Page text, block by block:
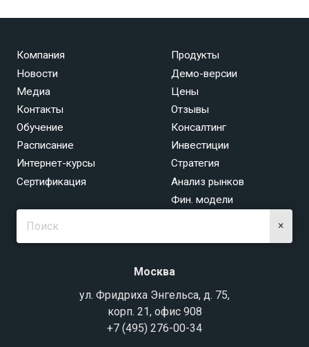
Компания
Новости
Медиа
Контакты
Продукты
Демо-версии
Цены
Отзывы
Обучение
Расписание
Интернет-курсы
Сертификация
Консалтинг
Инвестиции
Стратегия
Анализ рынков
Фин. модели
×
Москва
ул. Фридриха Энгельса, д. 75,
корп. 21, офис 908
+7 (495) 276-00-34